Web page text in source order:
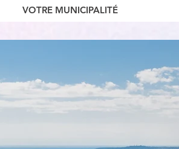
VOTRE MUNICIPALITÉ